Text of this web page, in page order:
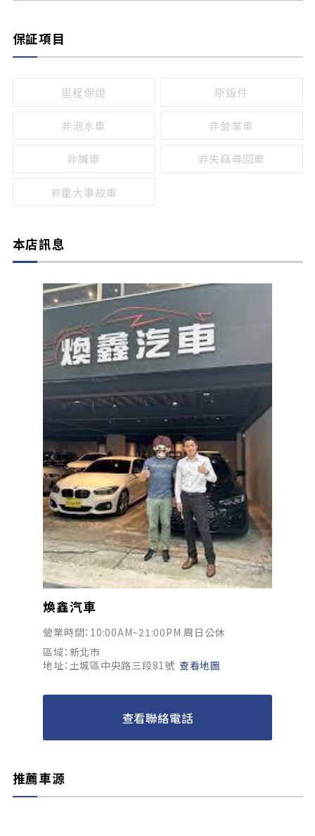
無
有
頭燈光源
保証項目
里程保證 原鈑件
非泡水車 非營業車
非贓車 非失竊尋回車
非重大事故車
本店訊息
煥鑫汽車
營業時間：10:00AM~21:00PM 周日公休
區域：新北市
地址：土城區中央路三段81號 查看地圖
查看聯絡電話
推薦車源